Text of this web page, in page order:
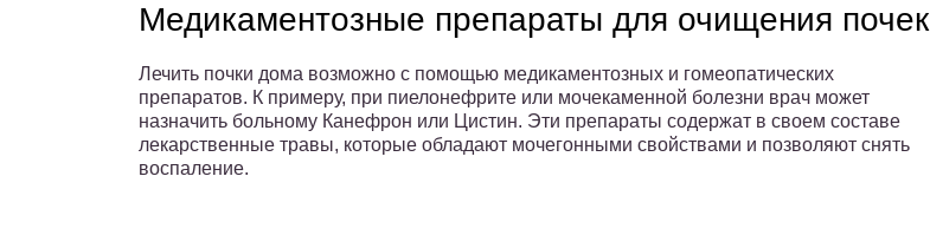
Медикаментозные препараты для очищения почек
Лечить почки дома возможно с помощью медикаментозных и гомеопатических
препаратов. К примеру, при пиелонефрите или мочекаменной болезни врач может
назначить больному Канефрон или Цистин. Эти препараты содержат в своем составе
лекарственные травы, которые обладают мочегонными свойствами и позволяют снять
воспаление.